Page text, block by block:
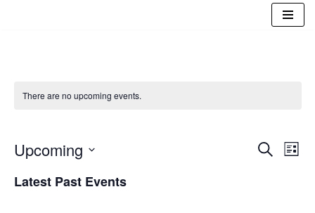
There are no upcoming events.
Search
List
Upcoming
date.
Latest Past Events